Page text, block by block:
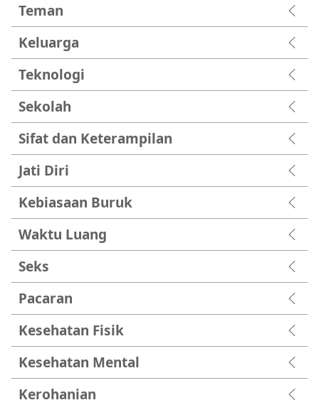
Teman
Keluarga
Teknologi
Sekolah
Sifat dan Keterampilan
Jati Diri
Kebiasaan Buruk
Waktu Luang
Seks
Pacaran
Kesehatan Fisik
Kesehatan Mental
Kerohanian